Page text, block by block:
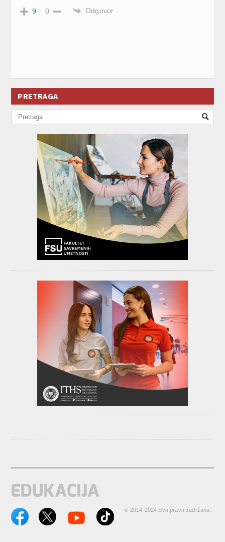
9 0 Odgovor
PRETRAGA
© 2014-2024 Sva prava zadržana.